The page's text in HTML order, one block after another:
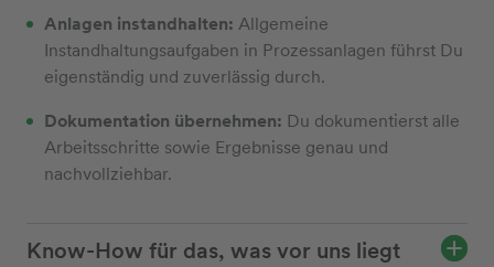
Anlagen instandhalten: Allgemeine
Instandhaltungsaufgaben in Prozessanlagen führst Du
eigenständig und zuverlässig durch.
Dokumentation übernehmen: Du dokumentierst alle
Arbeitsschritte sowie Ergebnisse genau und
nachvollziehbar.
Know-How für das, was vor uns liegt